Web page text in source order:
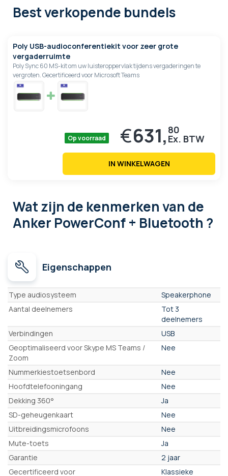
Best verkopende bundels
Poly USB-audioconferentiekit voor zeer grote
vergaderruimte
Poly Sync 60 MS-kit om uw luisteroppervlak tijdens vergaderingen te
vergroten. Gecertificeerd voor Microsoft Teams
Op voorraad €631, 80
IN WINKELWAGEN
Wat zijn de kenmerkenvan de
Anker PowerConf + Bluetooth ?
Eigenschappen
Eigenschappen
Type audiosysteem
Speakerphone
Aantal deelnemers
Tot 3
deelnemers
Verbindingen
USB
Geoptimaliseerd voor Skype MS Teams /
Zoom
Nee
Nummerkiestoetsenbord
Nee
Hoofdtelefooningang
Nee
Dekking 360°
Ja
SD-geheugenkaart
Nee
Uitbreidingsmicrofoons
Nee
Mute-toets
Ja
Garantie
2 jaar
Gecertificeerd voor
Klassieke